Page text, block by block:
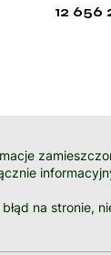
12 656
na stronie,